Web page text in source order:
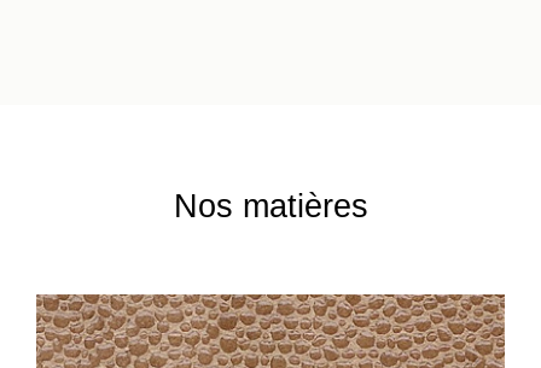
Nos matières